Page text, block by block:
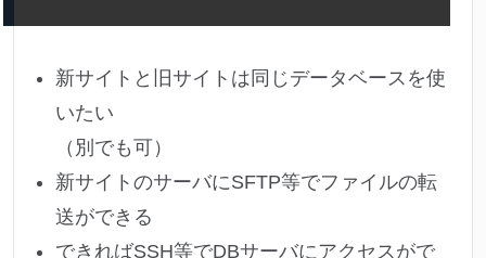
新サイトと旧サイトは同じデータベースを使
いたい
（別でも可）
新サイトのサーバにSFTP等でファイルの転
送ができる
できればSSH等でDBサーバにアクセスがで